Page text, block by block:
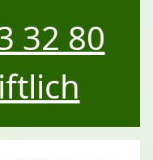
32 80